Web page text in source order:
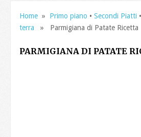
Home » Primo piano •Secondi Piatti
terra » Parmigiana di Patate Ricetta
PARMIGIANA DI PATATE